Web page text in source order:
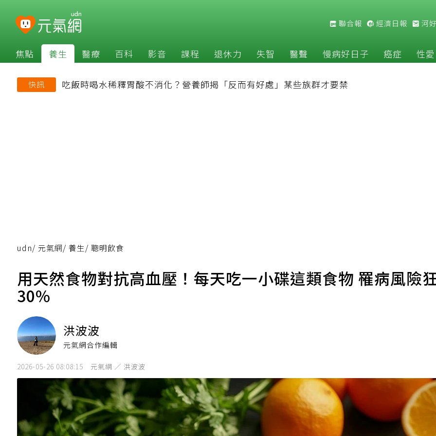
聯合報 經濟日報 河
焦點 養生 醫療 百科 影音 課程 退休力 失智 醫聲 慢病好日子 癌症 性愛
快訊 吃飯時喝水稀釋胃酸不消化？營養師揭「反而有好處」某些族群才要禁
udn/ 元氣網/ 養生/ 聰明飲食
用天然食物對抗高血壓！每天吃一小碟這類食物 罹病風險
30%
洪波波
元氣網合作編輯
2026-05-26 08:08:15 元氣網 ／ 洪波波